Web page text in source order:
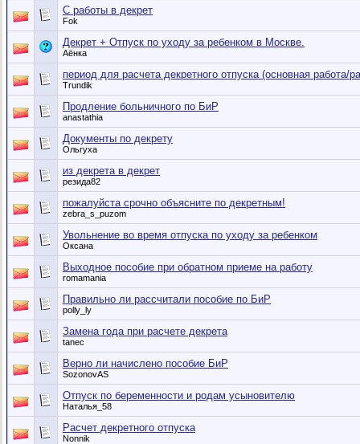
С работы в декрет
Fok
Декрет + Отпуск по уходу за ребенком в Москве.
Аёнка
период для расчета декретного отпуска (основная работа/
Trundik
Продление больничного по БиР
anastathia
Документы по декрету
Ольгуха
из декрета в декрет
резида82
пожалуйста срочно объясните по декретным!
zebra_s_puzom
Увольнение во время отпуска по уходу за ребенком
Оксaнa
Выходное пособие при обратном приеме на работу
romamania
Правильно ли рассчитали пособие по БиР
polly_ly
Замена года при расчете декрета
tanec
Верно ли начислено пособие БиР
SozonovAS
Отпуск по беременности и родам усыновителю
Наталья_58
Расчет декретного отпуска
Nonnik